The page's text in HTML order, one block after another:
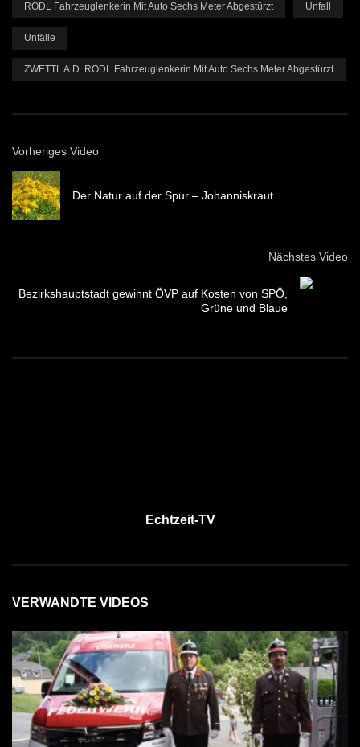
RODL Fahrzeuglenkerin Mit Auto Sechs Meter Abgestürzt Unfall
Unfälle
ZWETTL A.d. RODL Fahrzeuglenkerin Mit Auto Sechs Meter Abgestürzt
Vorheriges Video
Der Natur auf der Spur – Johanniskraut
Nächstes Video
Bezirkshauptstadt gewinnt ÖVP auf Kosten von SPÖ,
Grüne und Blaue
Echtzeit-TV
VERWANDTE VIDEOS